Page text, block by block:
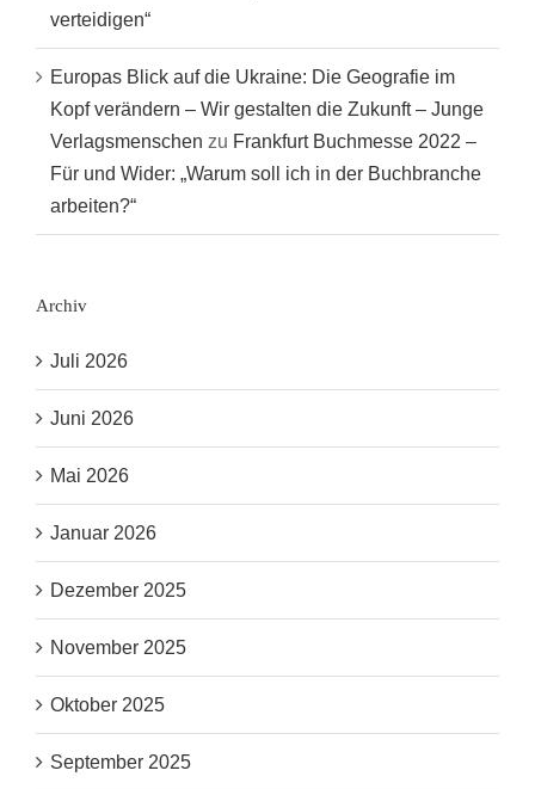
verteidigen“
Europas Blick auf die Ukraine: Die Geografie im
Kopf verändern – Wir gestalten die Zukunft – Junge
Verlagsmenschen zu Frankfurt Buchmesse 2022 –
Für und Wider: „Warum soll ich in der Buchbranche
arbeiten?“
Archiv
Juli 2026
Juni 2026
Mai 2026
Januar 2026
Dezember 2025
November 2025
Oktober 2025
September 2025